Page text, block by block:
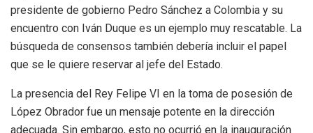
presidente de gobierno Pedro Sánchez a Colombia y su
encuentro con Iván Duque es un ejemplo muy rescatable. La
búsqueda de consensos también debería incluir el papel
que se le quiere reservar al jefe del Estado.
La presencia del Rey Felipe VI en la toma de posesión de
López Obrador fue un mensaje potente en la dirección
adecuada. Sin embargo, esto no ocurrió en la inauguración